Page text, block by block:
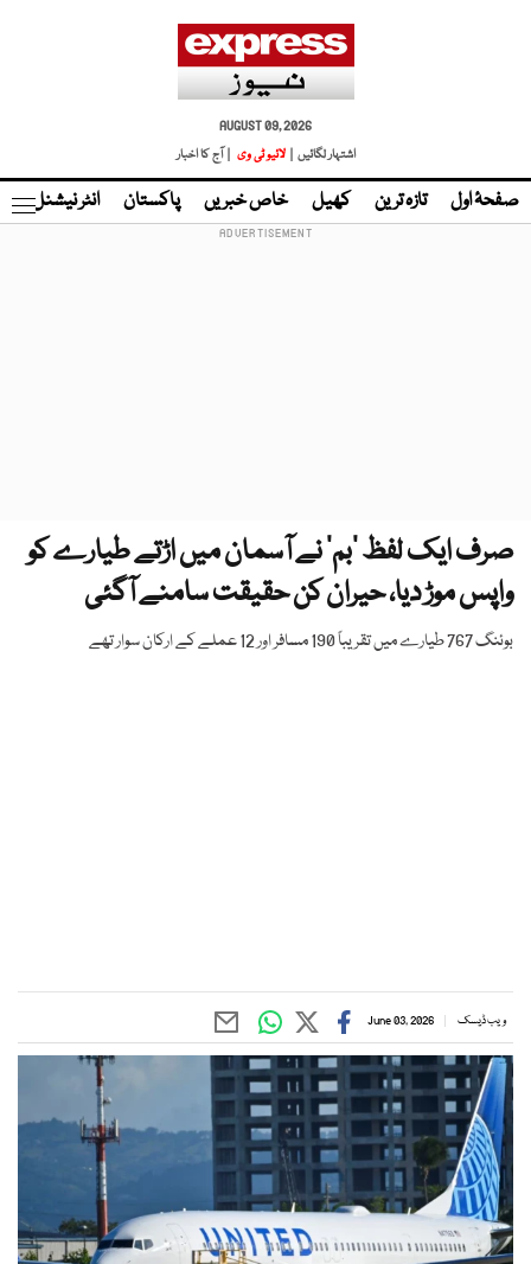
AUGUST 09, 2026
اشتہار لگائیں |
لائیو ٹی وی | آج کا اخبار
صفحۂ اول تازہ ترین کھیل خاص خبریں پاکستان انٹر نیشنل
صرف ایک لفظ ’بم‘ نے آسمان میں اڑتے طیارے کو
واپس موڑ دیا، حیران کن حقیقت سامنے آگئی
بوئنگ 767 طیارے میں تقریباً 190 مسافر اور 12 عملے کے ارکان سوار تھے
ویب ڈیسک June 03, 2026